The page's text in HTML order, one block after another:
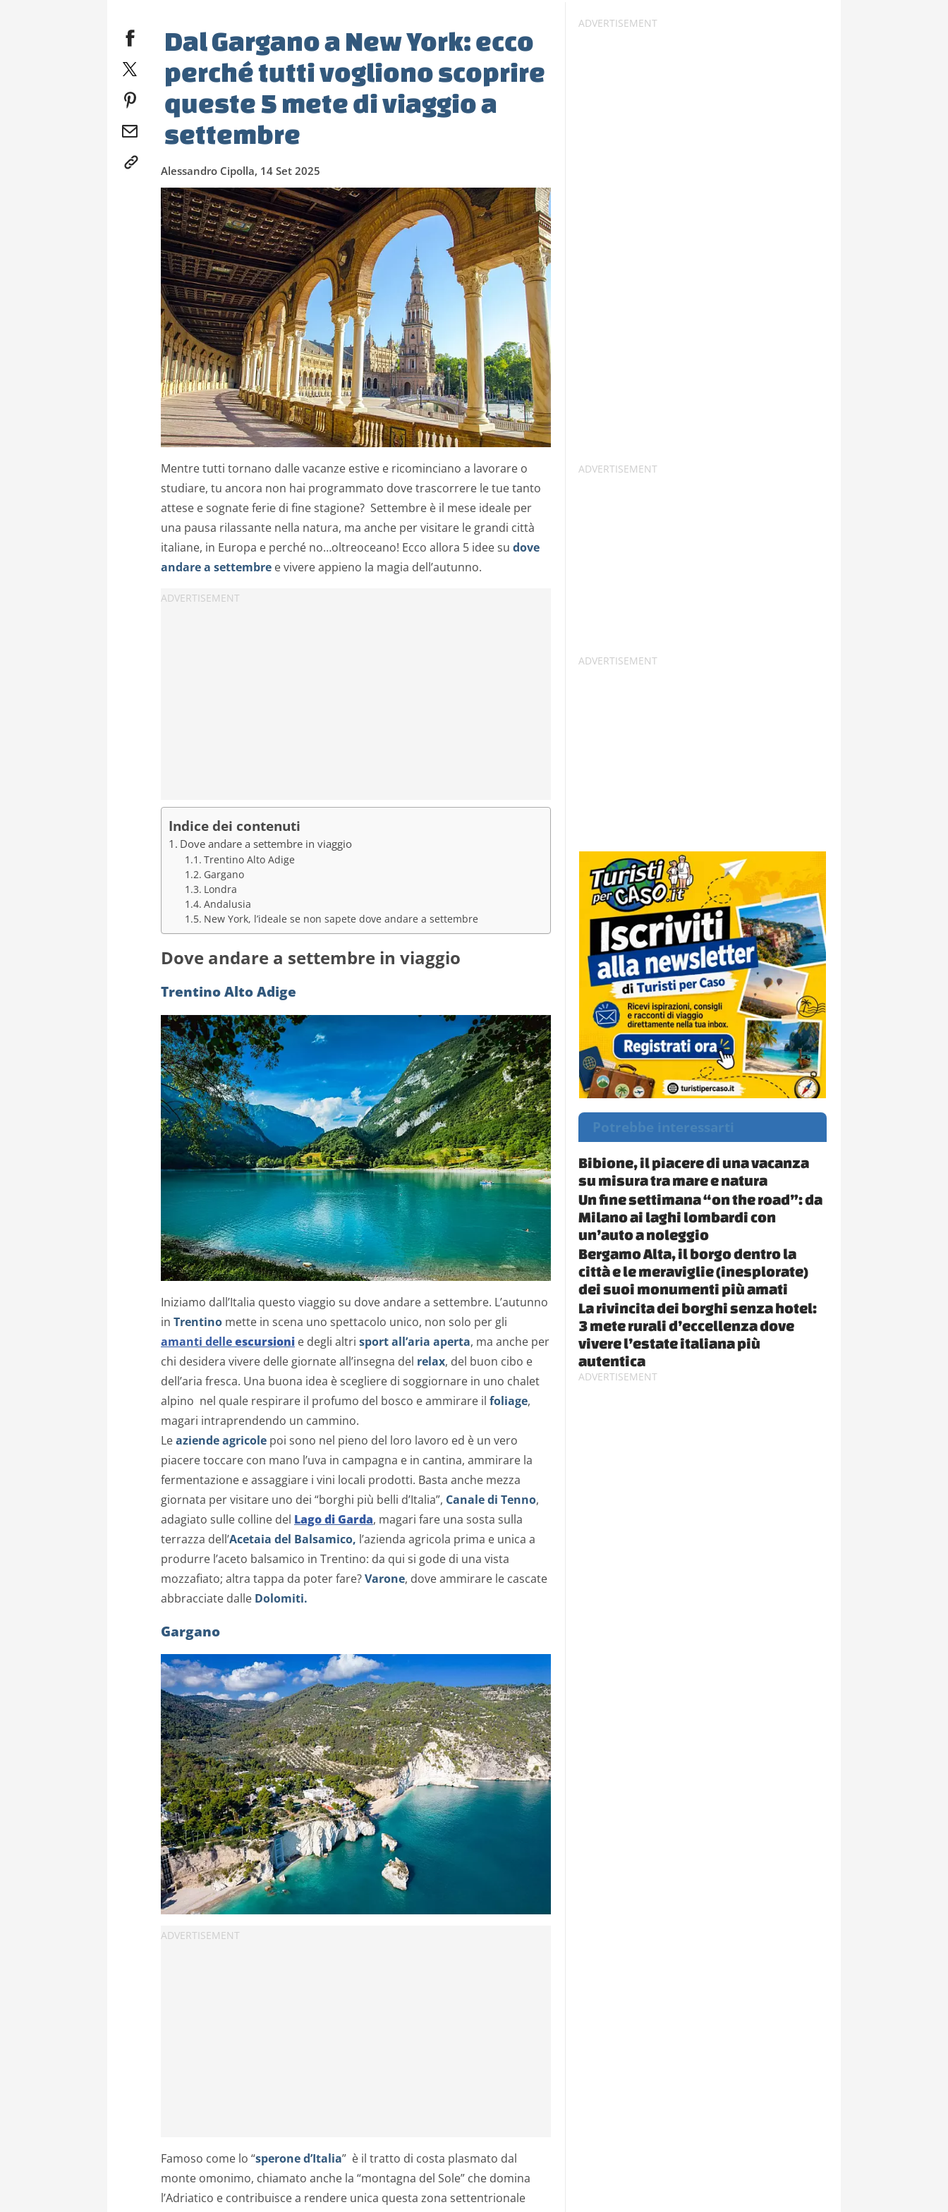
Dal Gargano a New York: ecco
perché tutti vogliono scoprire
queste 5 mete di viaggio a
settembre
Alessandro Cipolla, 14 Set 2025
Mentre tutti tornano dalle vacanze estive e ricominciano a lavorare o
studiare, tu ancora non hai programmato dove trascorrere le tue tanto
attese e sognate ferie di fine stagione? Settembre è il mese ideale per
una pausa rilassante nella natura, ma anche per visitare le grandi città
italiane, in Europa e perché no…oltreoceano! Ecco allora 5 idee su dove
andare a settembre e vivere appieno la magia dell’autunno.
Indice dei contenuti
Dove andare a settembre in viaggio
Trentino Alto Adige
Gargano
Londra
Andalusia
New York, l’ideale se non sapete dove andare a settembre
Dove andare a settembre in viaggio
Trentino Alto Adige
Iniziamo dall’Italia questo viaggio su dove andare a settembre. L’autunno
in Trentino mette in scena uno spettacolo unico, non solo per gli
amanti delleescursioni e degli altri sport all’aria aperta, ma anche per
chi desidera vivere delle giornate all’insegna del relax, del buon cibo e
dell’aria fresca. Una buona idea è scegliere di soggiornare in uno chalet
alpino nel quale respirare il profumo del bosco e ammirare il foliage,
magari intraprendendo un cammino.
Leaziende agricole poi sono nel pieno del loro lavoro ed è un vero
piacere toccare con mano l’uva in campagna e in cantina, ammirare la
fermentazione e assaggiare i vini locali prodotti. Basta anche mezza
giornata per visitare uno dei “borghi più belli d’Italia”, Canale di Tenno,
adagiato sulle colline del Lago di Garda, magari fare una sosta sulla
terrazza dell’Acetaia del Balsamico, l’azienda agricola prima e unica a
produrre l’aceto balsamico in Trentino: da qui si gode di una vista
mozzafiato; altra tappa da poter fare?Varone, dove ammirare le cascate
abbracciate dalle Dolomiti.
Gargano
Famoso come lo “sperone d’Italia” è il tratto di costa plasmato dal
monte omonimo, chiamato anche la “montagna del Sole” che domina
l’Adriatico e contribuisce a rendere unica questa zona settentrionale
Potrebbe interessarti
Bibione, il piacere di una vacanza
su misura tra mare e natura
Un fine settimana “on the road”: da
Milano ai laghi lombardi con
un’auto a noleggio
Bergamo Alta, il borgo dentro la
città e le meraviglie (inesplorate)
dei suoi monumenti più amati
La rivincita dei borghi senza hotel:
3 mete rurali d’eccellenza dove
vivere l’estate italiana più
autentica